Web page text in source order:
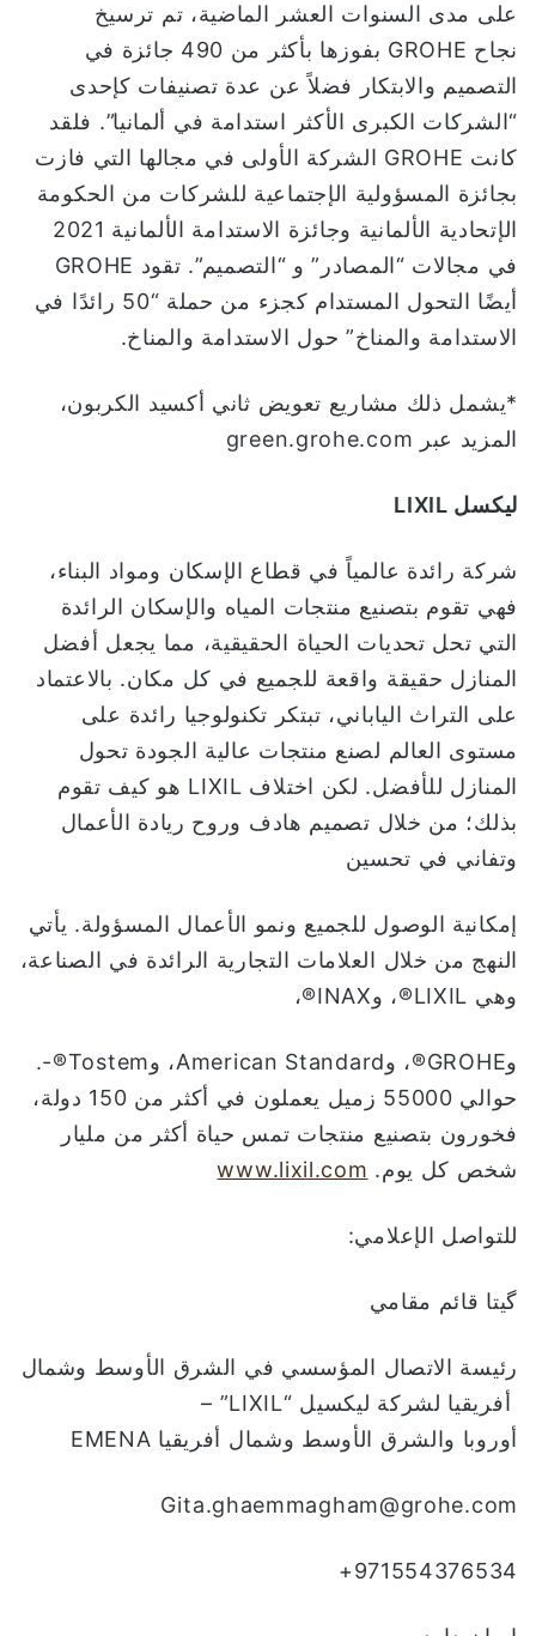
على مدى السنوات العشر الماضية، تم ترسيخ
نجاح GROHE بفوزها بأكثر من 490 جائزة في
التصميم والابتكار فضلاً عن عدة تصنيفات كإحدى
“الشركات الكبرى الأكثر استدامة في ألمانيا”. فلقد
كانت GROHE الشركة الأولى في مجالها التي فازت
بجائزة المسؤولية الإجتماعية للشركات من الحكومة
الإتحادية الألمانية وجائزة الاستدامة الألمانية 2021
في مجالات “المصادر” و “التصميم”. تقود GROHE
أيضًا التحول المستدام كجزء من حملة “50 رائدًا في
الاستدامة والمناخ” حول الاستدامة والمناخ.
*يشمل ذلك مشاريع تعويض ثاني أكسيد الكربون،
المزيد عبر green.grohe.com
ليكسل LIXIL
شركة رائدة عالمياً في قطاع الإسكان ومواد البناء،
فهي تقوم بتصنيع منتجات المياه والإسكان الرائدة
التي تحل تحديات الحياة الحقيقية، مما يجعل أفضل
المنازل حقيقة واقعة للجميع في كل مكان. بالاعتماد
على التراث الياباني، تبتكر تكنولوجيا رائدة على
مستوى العالم لصنع منتجات عالية الجودة تحول
المنازل للأفضل. لكن اختلاف LIXIL هو كيف تقوم
بذلك؛ من خلال تصميم هادف وروح ريادة الأعمال
وتفاني في تحسين
إمكانية الوصول للجميع ونمو الأعمال المسؤولة. يأتي
النهج من خلال العلامات التجارية الرائدة في الصناعة،
وهي LIXIL®، وINAX®،
وGROHE®، وAmerican Standard، وTostem®-.
حوالي 55000 زميل يعملون في أكثر من 150 دولة،
فخورون بتصنيع منتجات تمس حياة أكثر من مليار
شخص كل يوم. www.lixil.com
للتواصل الإعلامي:
گیتا قائم مقامي
رئيسة الاتصال المؤسسي في الشرق الأوسط وشمال
أفريقيا لشركة ليكسيل “LIXIL” –
أوروبا والشرق الأوسط وشمال أفريقيا EMENA
Gita.ghaemmagham@grohe.com
971554376534+